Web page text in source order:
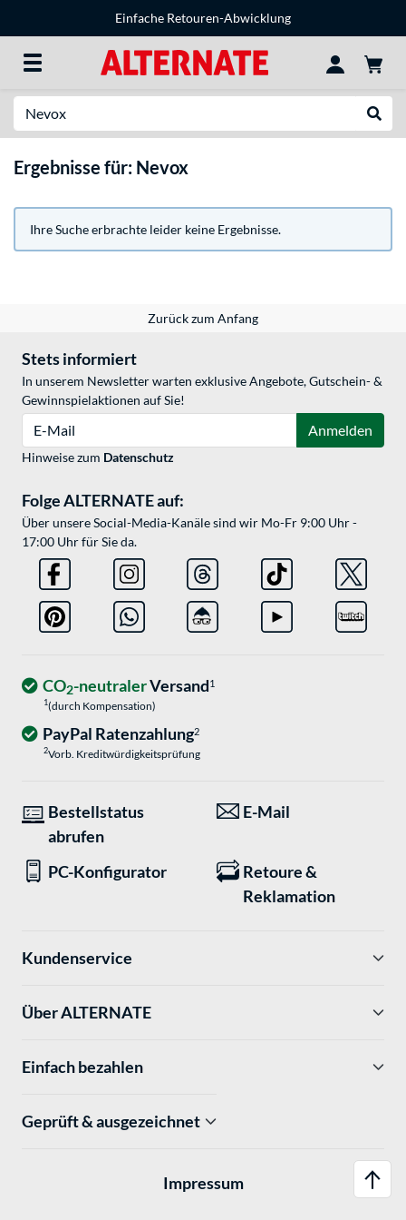
Einfache Retouren-Abwicklung
Ergebnisse für: Nevox
Ihre Suche erbrachte leider keine Ergebnisse.
Zurück zum Anfang
Stets informiert
In unserem Newsletter warten exklusive Angebote, Gutschein- &
Gewinnspielaktionen auf Sie!
Anmelden
Hinweise zum Datenschutz
Folge ALTERNATE auf:
Über unsere Social-Media-Kanäle sind wir Mo-Fr 9:00 Uhr -
17:00 Uhr für Sie da.
CO2-neutralerVersand1
1(durch Kompensation)
PayPal Ratenzahlung2
2Vorb. Kreditwürdigkeitsprüfung
Bestellstatus
abrufen
E-Mail
PC-Konfigurator
Retoure &
Reklamation
Kundenservice
Über ALTERNATE
Einfach bezahlen
Geprüft & ausgezeichnet
Impressum